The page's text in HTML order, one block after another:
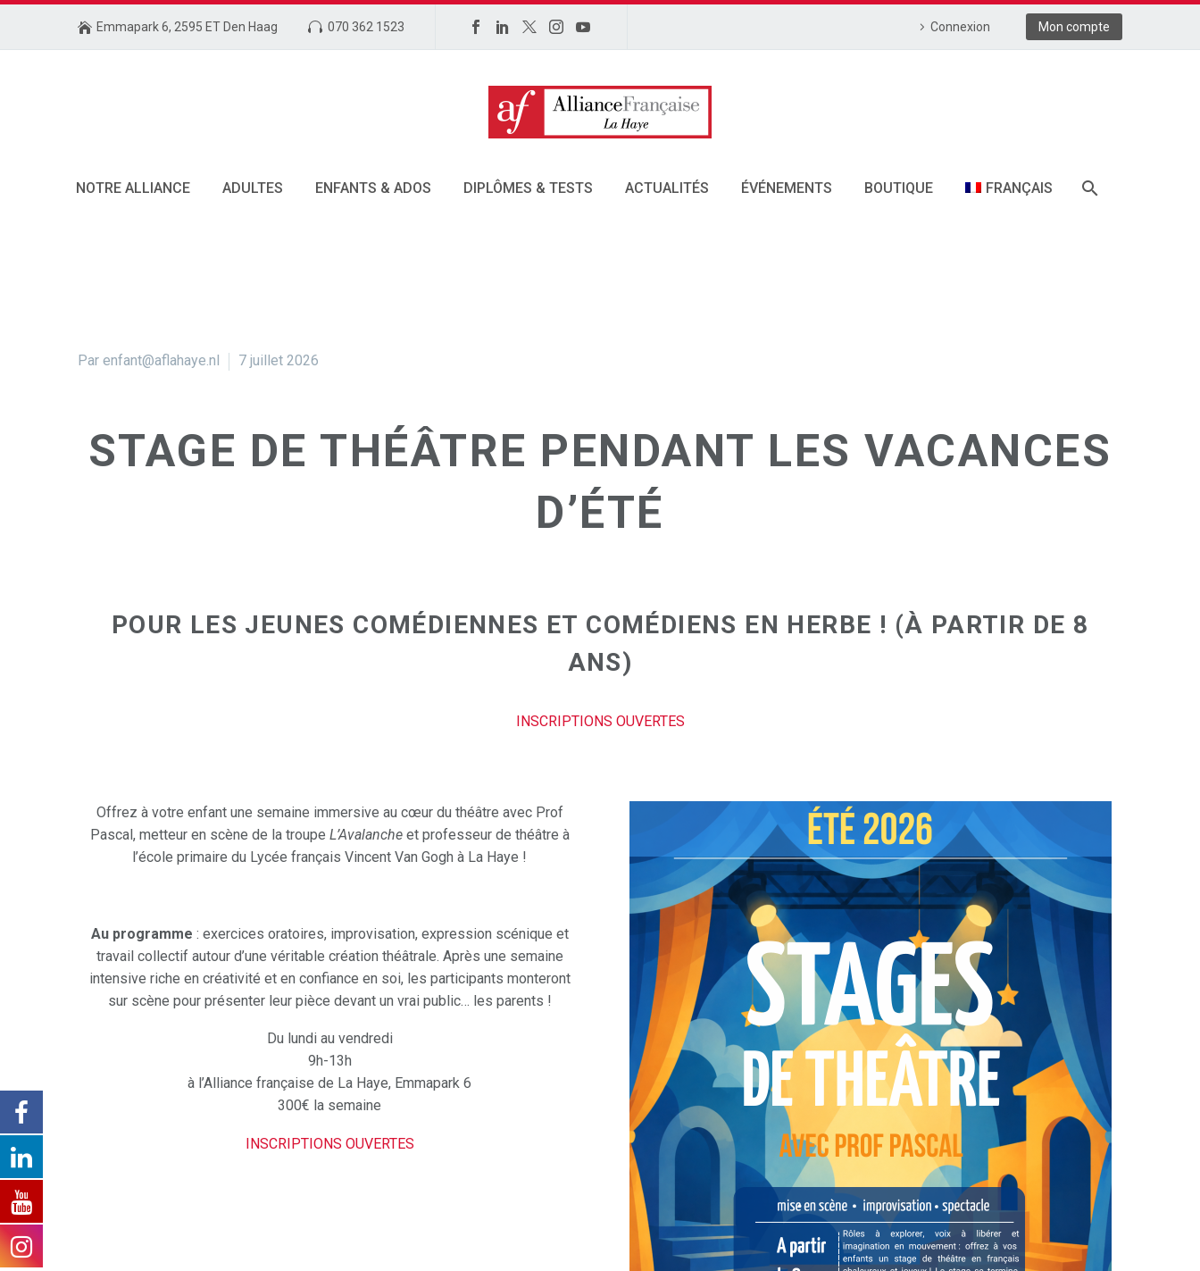
Emmapark 6, 2595 ET Den Haag 070 362 1523 Connexion Mon compte
NOTRE ALLIANCE ADULTES ENFANTS & ADOS DIPLÔMES & TESTS ACTUALITÉS ÉVÉNEMENTS BOUTIQUE FRANÇAIS
Par enfant@aflahaye.nl 7 juillet 2026
STAGE DE THÉÂTRE PENDANT LES VACANCES
D’ÉTÉ
POUR LES JEUNES COMÉDIENNES ET COMÉDIENS EN HERBE ! (À PARTIR DE 8
ANS)
INSCRIPTIONS OUVERTES
Offrez à votre enfant une semaine immersive au cœur du théâtre avec Prof
Pascal, metteur en scène de la troupe L’Avalancheet professeur de théâtre à
l’école primaire du Lycée français Vincent Van Gogh à La Haye !
Au programme : exercices oratoires, improvisation, expression scénique et
travail collectif autour d’une véritable création théâtrale. Après une semaine
intensive riche en créativité et en confiance en soi, les participants monteront
sur scène pour présenter leur pièce devant un vrai public… les parents !
Du lundi au vendredi
9h-13h
à l’Alliance française de La Haye, Emmapark 6
300€ la semaine
INSCRIPTIONS OUVERTES